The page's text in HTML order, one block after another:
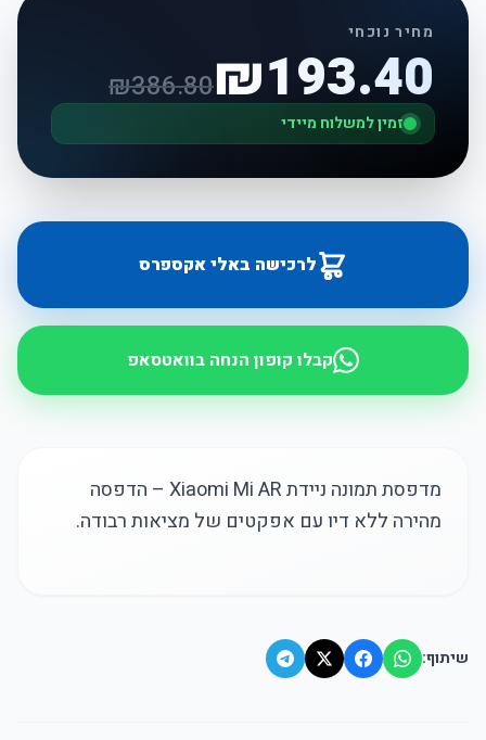
מחיר נוכחי
₪193.40
₪386.80
זמין למשלוח מיידי
לרכישה באלי אקספרס
קבלו קופון הנחה בוואטסאפ
מדפסת תמונה ניידת Xiaomi Mi AR – הדפסה
מהירה ללא דיו עם אפקטים של מציאות רבודה.
שיתוף: